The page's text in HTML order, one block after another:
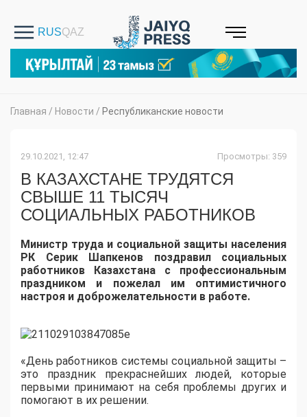
Главная / Новости / Республиканские новости
29.10.2021, 12:47 Просмотры: 359
В КАЗАХСТАНЕ ТРУДЯТСЯ
СВЫШЕ 11 ТЫСЯЧ
СОЦИАЛЬНЫХ РАБОТНИКОВ
Министр труда и социальной защиты населения
РК Серик Шапкенов поздравил социальных
работников Казахстана с профессиональным
праздником и пожелал им оптимистичного
настроя и доброжелательности в работе.
«День работников системы социальной защиты –
это праздник прекраснейших людей, которые
первыми принимают на себя проблемы других и
помогают в их решении.